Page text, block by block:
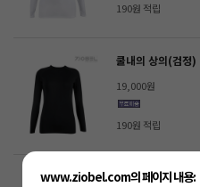
190원 적립
쿨내의 상의(검정)
19,000원
190원 적립
쿨내의 상의(하늘색)
www.ziobel.com의 페이지 내용: